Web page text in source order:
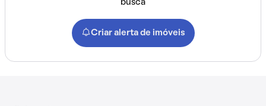
busca
Criar alerta de imóveis